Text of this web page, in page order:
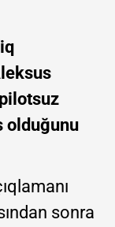
olduğunu
sonra